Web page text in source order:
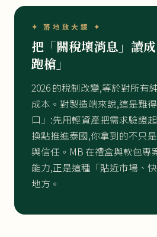
✦ 落地放大鏡 ✦
把「關稅壞消息」讀
跑槍」
2026 的稅制改變,等於對所有
成本。對製造端來說,這是難
口」:先用輕資產把需求驗證
換點推進泰國,你拿到的不只
與信任。MB 在禮盒與軟包專
能力,正是這種「貼近市場、
地方。